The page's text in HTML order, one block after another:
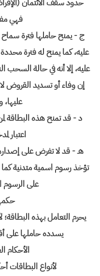
حدود سقف الائتمان
فهي
ج - يمنح حاملها فترة
عليه، كما يمنح له فترة
عليه، إلا أنه في حالة السحب
إن وفاء أو تسديد القروض
د - قد تمنح هذه البطاقة
اعتبار
هـ - قد لا تفرض على
تؤخذ رسوم اسمية متدنية كما
على الرسوم
يحرم التعامل بهذه
يسدده حاملها على
الأحكام
لأنواع البطاقات